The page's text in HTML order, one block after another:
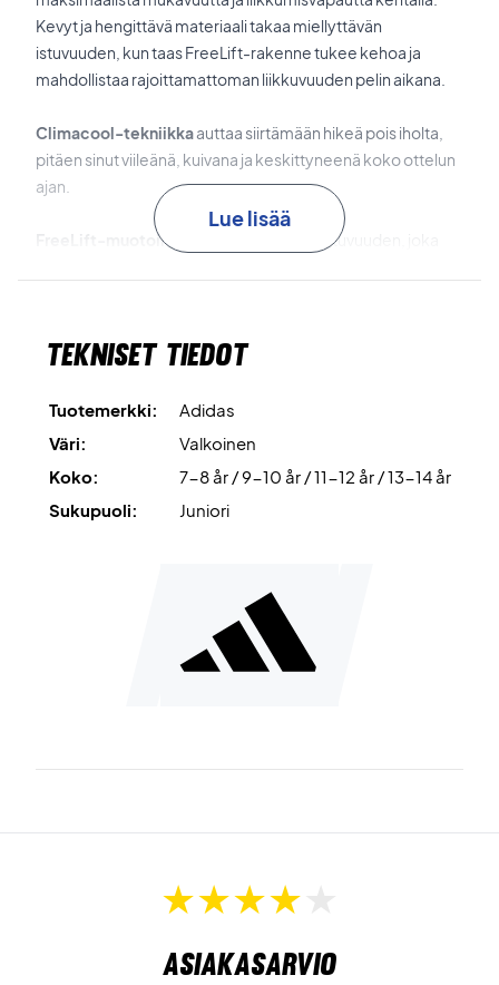
Kevyt ja hengittävä materiaali takaa miellyttävän
istuvuuden, kun taas FreeLift-rakenne tukee kehoa ja
mahdollistaa rajoittamattoman liikkuvuuden pelin aikana.
Climacool-tekniikkaauttaa siirtämään hikeä pois iholta,
pitäen sinut viileänä, kuivana ja keskittyneenä koko ottelun
ajan.
FreeLift-muotoilu
takaa ergonomisen istuvuuden, joka
kierrätysmateriaaleista ympäristövaikutusten
Väri: Valkoinen.
Materiaali: 100 % kierrätetty polyesteri.
Lue lisää
Tekniset tiedot
Tuotemerkki:
Adidas
Väri:
Valkoinen
Koko:
7-8 år / 9-10 år / 11-12 år / 13-14 år
Sukupuoli:
Juniori
Asiakasarvio